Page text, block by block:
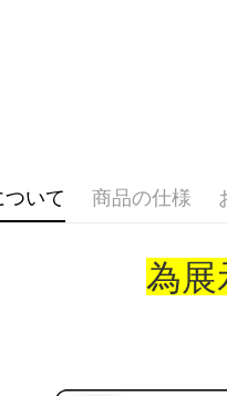
いて 商品の仕様
為展